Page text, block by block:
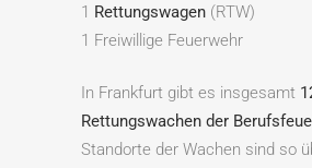
1 Rettungswagen (RTW)
1 Freiwillige Feuerwehr
In Frankfurt gibt es insgesamt
Rettungswachen der
Standorte der Wachen sind so